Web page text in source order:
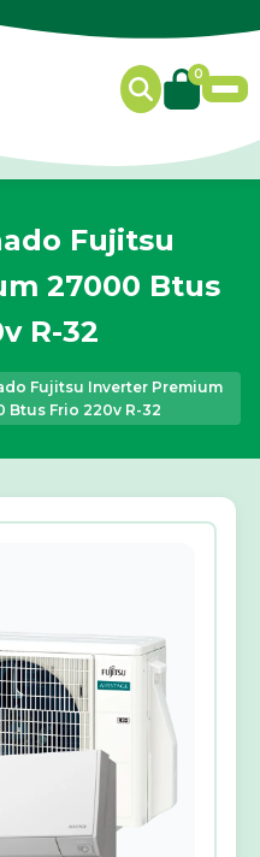
0
Fujitsu
27000 Btus
R-32
Fujitsu Inverter Premium
Btus Frio 220v R-32